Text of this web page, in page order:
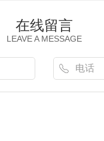
在线留言
LEAVE A MESSAGE